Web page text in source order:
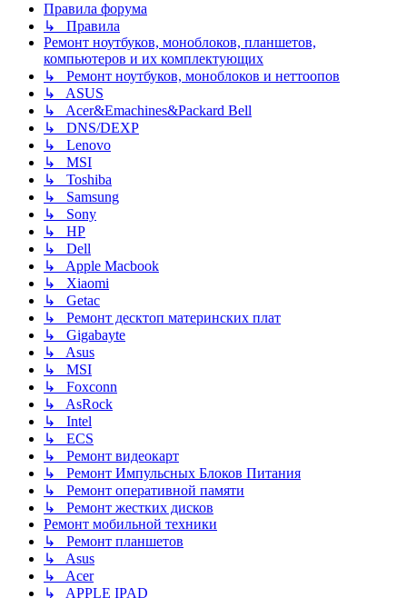
Правила форума
↳ Правила
Ремонт ноутбуков, моноблоков, планшетов,
компьютеров и их комплектующих
↳ Ремонт ноутбуков, моноблоков и неттоопов
↳ ASUS
↳ Acer&Emachines&Packard Bell
↳ DNS/DEXP
↳ Lenovo
↳ MSI
↳ Toshiba
↳ Samsung
↳ Sony
↳ HP
↳ Dell
↳ Apple Macbook
↳ Xiaomi
↳ Getac
↳ Ремонт десктоп материнских плат
↳ Gigabayte
↳ Asus
↳ MSI
↳ Foxconn
↳ AsRock
↳ Intel
↳ ECS
↳ Ремонт видеокарт
↳ Ремонт Импульсных Блоков Питания
↳ Ремонт оперативной памяти
↳ Ремонт жестких дисков
Ремонт мобильной техники
↳ Ремонт планшетов
↳ Asus
↳ Acer
↳ APPLE IPAD